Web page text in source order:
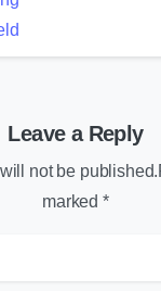
Leave a Reply
not be
marked *